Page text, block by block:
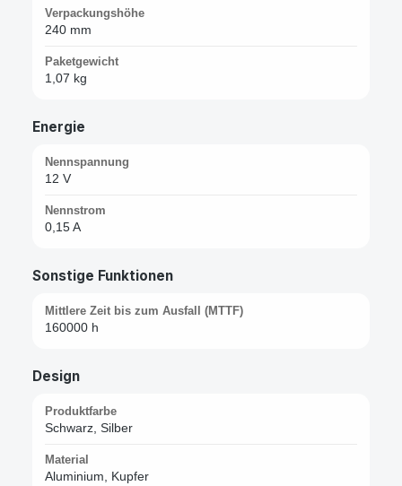
Verpackungshöhe
240 mm
Paketgewicht
1,07 kg
Energie
Nennspannung
12 V
Nennstrom
0,15 A
Sonstige Funktionen
Mittlere Zeit bis zum Ausfall (MTTF)
160000 h
Design
Produktfarbe
Schwarz, Silber
Material
Aluminium, Kupfer